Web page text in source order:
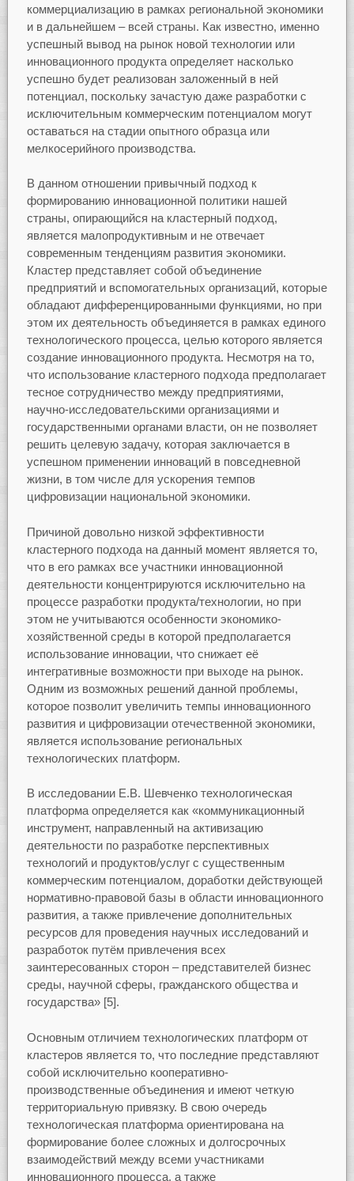
коммерциализацию в рамках региональной экономики
и в дальнейшем – всей страны. Как известно, именно
успешный вывод на рынок новой технологии или
инновационного продукта определяет насколько
успешно будет реализован заложенный в ней
потенциал, поскольку зачастую даже разработки с
исключительным коммерческим потенциалом могут
оставаться на стадии опытного образца или
мелкосерийного производства.
В данном отношении привычный подход к
формированию инновационной политики нашей
страны, опирающийся на кластерный подход,
является малопродуктивным и не отвечает
современным тенденциям развития экономики.
Кластер представляет собой объединение
предприятий и вспомогательных организаций, которые
обладают дифференцированными функциями, но при
этом их деятельность объединяется в рамках единого
технологического процесса, целью которого является
создание инновационного продукта. Несмотря на то,
что использование кластерного подхода предполагает
тесное сотрудничество между предприятиями,
научно-исследовательскими организациями и
государственными органами власти, он не позволяет
решить целевую задачу, которая заключается в
успешном применении инноваций в повседневной
жизни, в том числе для ускорения темпов
цифровизации национальной экономики.
Причиной довольно низкой эффективности
кластерного подхода на данный момент является то,
что в его рамках все участники инновационной
деятельности концентрируются исключительно на
процессе разработки продукта/технологии, но при
этом не учитываются особенности экономико-
хозяйственной среды в которой предполагается
использование инновации, что снижает её
интегративные возможности при выходе на рынок.
Одним из возможных решений данной проблемы,
которое позволит увеличить темпы инновационного
развития и цифровизации отечественной экономики,
является использование региональных
технологических платформ.
В исследовании Е.В. Шевченко технологическая
платформа определяется как «коммуникационный
инструмент, направленный на активизацию
деятельности по разработке перспективных
технологий и продуктов/услуг с существенным
коммерческим потенциалом, доработки действующей
нормативно-правовой базы в области инновационного
развития, а также привлечение дополнительных
ресурсов для проведения научных исследований и
разработок путём привлечения всех
заинтересованных сторон – представителей бизнес
среды, научной сферы, гражданского общества и
государства» [5].
Основным отличием технологических платформ от
кластеров является то, что последние представляют
собой исключительно кооперативно-
производственные объединения и имеют четкую
территориальную привязку. В свою очередь
технологическая платформа ориентирована на
формирование более сложных и долгосрочных
взаимодействий между всеми участниками
инновационного процесса, а также